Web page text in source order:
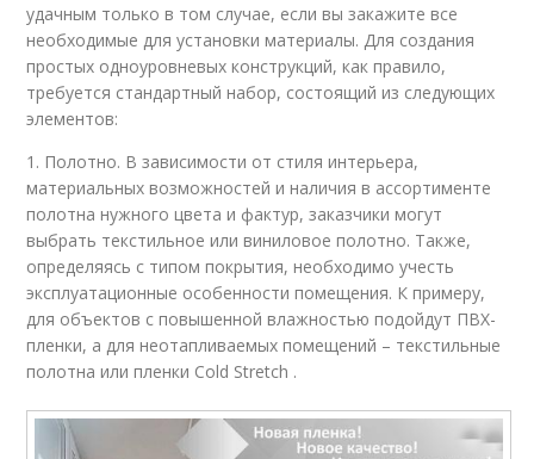
удачным только в том случае, если вы закажите все
необходимые для установки материалы. Для создания
простых одноуровневых конструкций, как правило,
требуется стандартный набор, состоящий из следующих
элементов:
1. Полотно. В зависимости от стиля интерьера,
материальных возможностей и наличия в ассортименте
полотна нужного цвета и фактур, заказчики могут
выбрать текстильное или виниловое полотно. Также,
определяясь с типом покрытия, необходимо учесть
эксплуатационные особенности помещения. К примеру,
для объектов с повышенной влажностью подойдут ПВХ-
пленки, а для неотапливаемых помещений – текстильные
полотна или пленки Cold Stretch .